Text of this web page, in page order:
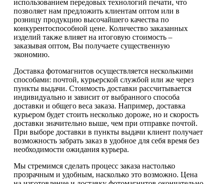
использованием передовых технологий печати, что
позволяет нам предложить клиентам оптом или в
розницу продукцию высочайшего качества по
конкурентоспособной цене. Количество заказанных
изделий также влияет на итоговую стоимость –
заказывая оптом, Вы получаете существенную
экономию.
Доставка фотомагнитов осуществляется несколькими
способами: почтой, курьерской службой или же через
пункты выдачи. Стоимость доставки рассчитывается
индивидуально и зависит от выбранного способа
доставки и общего веса заказа. Например, доставка
курьером будет стоить несколько дороже, но и скорость
доставки значительно выше, чем при отправке почтой.
При выборе доставки в пункты выдачи клиент получает
возможность забрать заказ в удобное для себя время без
необходимости ожидания курьера.
Мы стремимся сделать процесс заказа настолько
прозрачным и удобным, насколько это возможно. Цена